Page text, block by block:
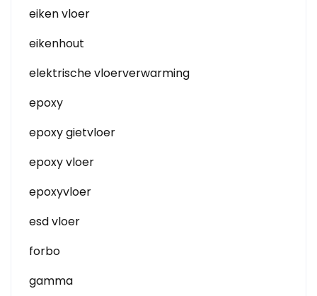
eiken vloer
eikenhout
elektrische vloerverwarming
epoxy
epoxy gietvloer
epoxy vloer
epoxyvloer
esd vloer
forbo
gamma